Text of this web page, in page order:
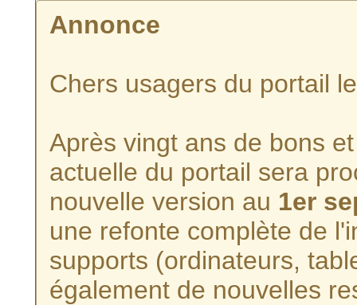
Annonce
Chers usagers du portail
Après vingt ans de bons
actuelle du portail sera
nouvelle version au 1er
une refonte complète de
supports (ordinateurs,
également de nouvelles